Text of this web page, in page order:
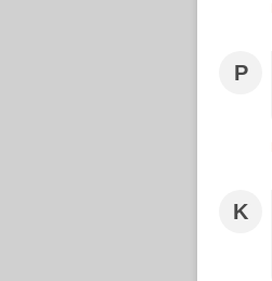
P
K